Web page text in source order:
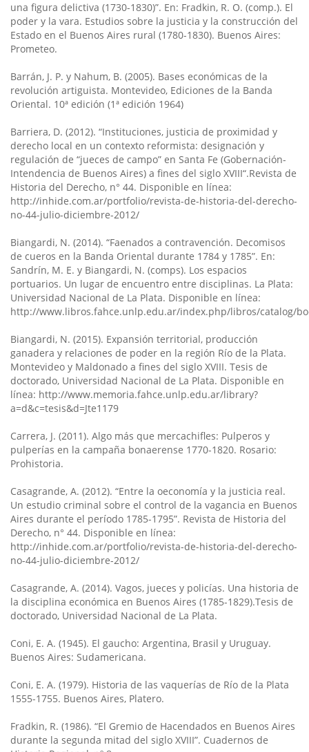
una figura delictiva (1730-1830)”. En: Fradkin, R. O. (comp.). El
poder y la vara. Estudios sobre la justicia y la construcción del
Estado en el Buenos Aires rural (1780-1830). Buenos Aires:
Prometeo.
Barrán, J. P. y Nahum, B. (2005). Bases económicas de la
revolución artiguista. Montevideo, Ediciones de la Banda
Oriental. 10ª edición (1ª edición 1964)
Barriera, D. (2012). “Instituciones, justicia de proximidad y
derecho local en un contexto reformista: designación y
regulación de “jueces de campo” en Santa Fe (Gobernación-
Intendencia de Buenos Aires) a fines del siglo XVIII“.Revista de
Historia del Derecho, n° 44. Disponible en línea:
http://inhide.com.ar/portfolio/revista-de-historia-del-derecho-
no-44-julio-diciembre-2012/
Biangardi, N. (2014). “Faenados a contravención. Decomisos
de cueros en la Banda Oriental durante 1784 y 1785”. En:
Sandrín, M. E. y Biangardi, N. (comps). Los espacios
portuarios. Un lugar de encuentro entre disciplinas. La Plata:
Universidad Nacional de La Plata. Disponible en línea:
http://www.libros.fahce.unlp.edu.ar/index.php/libros/catalog/
Biangardi, N. (2015). Expansión territorial, producción
ganadera y relaciones de poder en la región Río de la Plata.
Montevideo y Maldonado a fines del siglo XVIII. Tesis de
doctorado, Universidad Nacional de La Plata. Disponible en
línea: http://www.memoria.fahce.unlp.edu.ar/library?
a=d&c=tesis&d=Jte1179
Carrera, J. (2011). Algo más que mercachifles: Pulperos y
pulperías en la campaña bonaerense 1770-1820. Rosario:
Prohistoria.
Casagrande, A. (2012). “Entre la oeconomía y la justicia real.
Un estudio criminal sobre el control de la vagancia en Buenos
Aires durante el período 1785-1795”. Revista de Historia del
Derecho, n° 44. Disponible en línea:
http://inhide.com.ar/portfolio/revista-de-historia-del-derecho-
no-44-julio-diciembre-2012/
Casagrande, A. (2014). Vagos, jueces y policías. Una historia de
la disciplina económica en Buenos Aires (1785-1829).Tesis de
doctorado, Universidad Nacional de La Plata.
Coni, E. A. (1945). El gaucho: Argentina, Brasil y Uruguay.
Buenos Aires: Sudamericana.
Coni, E. A. (1979). Historia de las vaquerías de Río de la Plata
1555-1755. Buenos Aires, Platero.
Fradkin, R. (1986). “El Gremio de Hacendados en Buenos Aires
durante la segunda mitad del siglo XVIII”. Cuadernos de